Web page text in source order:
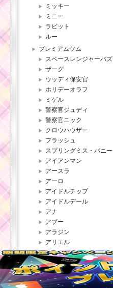
ミッキー
ミニー
ラビット
ルー
プレミアムツム
スペースレンジャーバズ
ザーグ
ウッディ保安官
ホリデーオラフ
ミゲル
警察官ジュディ
警察官ニック
クロウハウザー
フラッシュ
スプリングミス・バニー
アイアンマン
アースラ
アーロ
アイドルチップ
アイドルデール
アナ
アブー
アラジン
アリエル
アリス
イェンシッド
ウィンターオーロラ姫
ウィンターシンデレラ